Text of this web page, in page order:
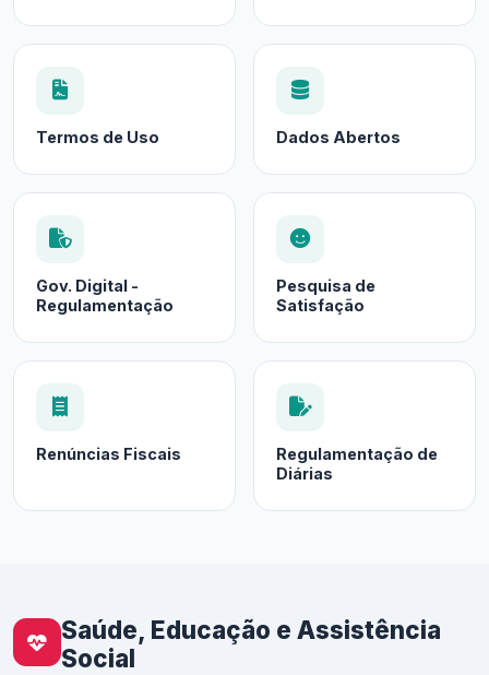
Termos de Uso Dados Abertos
Gov. Digital -
Regulamentação
Pesquisa de
Satisfação
Renúncias Fiscais
Regulamentação de
Diárias
Saúde, Educação e Assistência
Social